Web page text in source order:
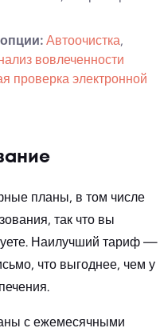
Автоочистка,
вовлеченности
проверка электронной
планы, в том числе
так что вы
Наилучший тариф —
что выгоднее, чем у
с ежемесячными